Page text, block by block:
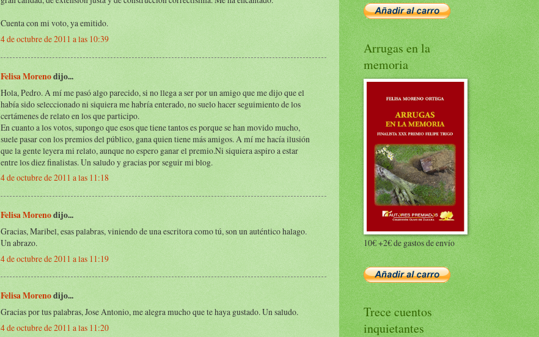
Cuenta con mi voto, ya emitido.
4 de octubre de 2011 a las 10:39
Felisa Morenodijo...
Hola, Pedro. A mí me pasó algo parecido, si no llega a ser por un amigo que me dijo que el
había sido seleccionado ni siquiera me habría enterado, no suelo hacer seguimiento de los
certámenes de relato en los que participo.
En cuanto a los votos, supongo que esos que tiene tantos es porque se han movido mucho,
suele pasar con los premios del público, gana quien tiene más amigos. A mí me hacía ilusión
que la gente leyera mi relato, aunque no espero ganar el premio.Ni siquiera aspiro a estar
entre los diez finalistas. Un saludo y gracias por seguir mi blog.
4 de octubre de 2011 a las 11:18
Felisa Morenodijo...
Gracias, Maribel, esas palabras, viniendo de una escritora como tú, son un auténtico halago.
Un abrazo.
4 de octubre de 2011 a las 11:19
Felisa Morenodijo...
Gracias por tus palabras, Jose Antonio, me alegra mucho que te haya gustado. Un saludo.
4 de octubre de 2011 a las 11:20
Arrugas en la
memoria
10€ +2€ de gastos de envío
Trece cuentos
inquietantes